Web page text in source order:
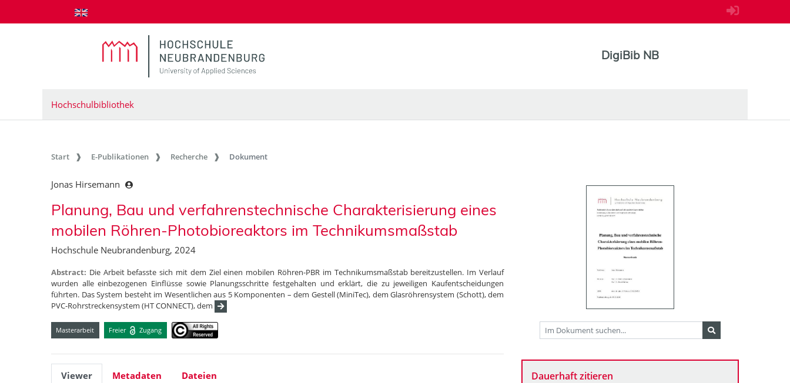
zum Inhalt springen
DigiBib NB
Hochschulbibliothek
Start E-Publikationen Recherche Dokument
Jonas Hirsemann
Planung, Bau und verfahrenstechnische Charakterisierung eines
mobilen Röhren-Photobioreaktors im Technikumsmaßstab
Hochschule Neubrandenburg, 2024
Abstract: Die Arbeit befasste sich mit dem Ziel einen mobilen Röhren-PBR im Technikumsmaßstab bereitzustellen. Im Verlauf
wurden alle einbezogenen Einflüsse sowie Planungsschritte festgehalten und erklärt, die zu jeweiligen Kaufentscheidungen
führten. Das System besteht im Wesentlichen aus 5 Komponenten – dem Gestell (MiniTec), dem Glasröhrensystem (Schott), dem
PVC-Rohrstreckensystem (HT CONNECT), dem
Masterarbeit Freier Zugang
Viewer Metadaten Dateien Dauerhaft zitieren